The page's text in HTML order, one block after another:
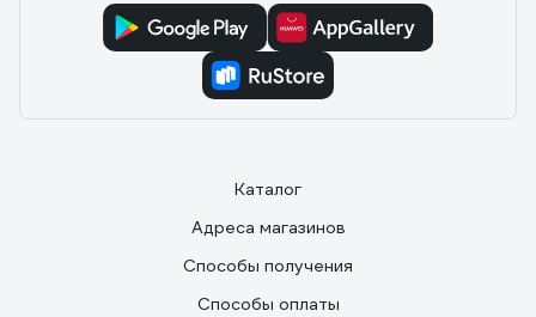
Каталог
Адреса магазинов
Способы получения
Способы оплаты